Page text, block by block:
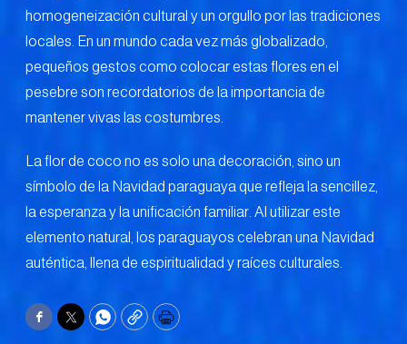
homogeneización cultural y un orgullo por las tradiciones
locales. En un mundo cada vez más globalizado,
pequeños gestos como colocar estas flores en el
pesebre son recordatorios de la importancia de
mantener vivas las costumbres.
La flor de coco no es solo una decoración, sino un
símbolo de la Navidad paraguaya que refleja la sencillez,
la esperanza y la unificación familiar. Al utilizar este
elemento natural, los paraguayos celebran una Navidad
auténtica, llena de espiritualidad y raíces culturales.
Facebook
TwitterWhatsApp
CopyPrint